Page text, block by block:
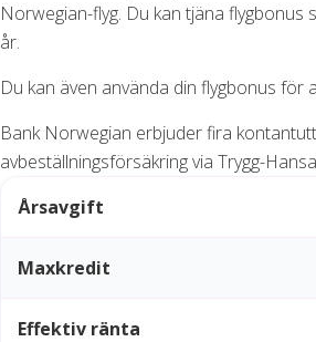
Norwegian-flyg. Du kan tjäna
år.
Du kan även använda din flygbonus
Bank Norwegian erbjuder fira
avbeställningsförsäkring via Trygg-
Årsavgift
Maxkredit
Effektiv ränta